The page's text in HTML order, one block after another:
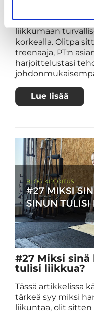
enemmän irti?
sinua
liikkumaan
korkealla. Olitpa
treenaaja, PT:n
harjoittelustasi
Lue lisää
#27 Miksi
tulisi liikkua?
Tässä artikkelissa
tärkeä syy miksi
liikuntaa, olit